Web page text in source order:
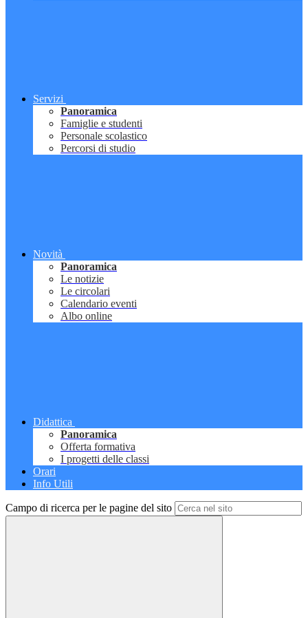
Servizi
Panoramica
Famiglie e studenti
Personale scolastico
Percorsi di studio
Novità
Panoramica
Le notizie
Le circolari
Calendario eventi
Albo online
Didattica
Panoramica
Offerta formativa
I progetti delle classi
Orari
Info Utili
Campo di ricerca per le pagine del sito